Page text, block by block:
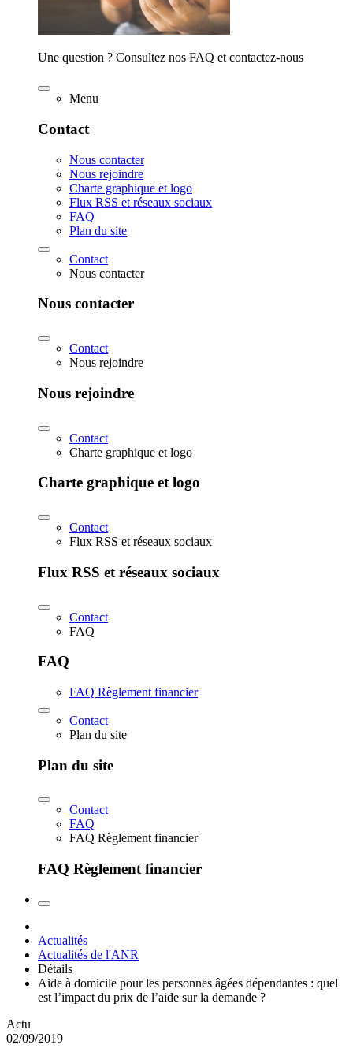
Une question ? Consultez nos FAQ et contactez-nous
Menu
Contact
Nous contacter
Nous rejoindre
Charte graphique et logo
Flux RSS et réseaux sociaux
FAQ
Plan du site
Contact
Nous contacter
Nous contacter
Contact
Nous rejoindre
Nous rejoindre
Contact
Charte graphique et logo
Charte graphique et logo
Contact
Flux RSS et réseaux sociaux
Flux RSS et réseaux sociaux
Contact
FAQ
FAQ
FAQ Règlement financier
Contact
Plan du site
Plan du site
Contact
FAQ
FAQ Règlement financier
FAQ Règlement financier
Actualités
Actualités de l'ANR
Détails
Aide à domicile pour les personnes âgées dépendantes : quel
est l’impact du prix de l’aide sur la demande ?
Actu
02/09/2019